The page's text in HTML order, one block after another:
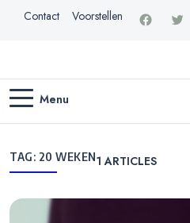
Contact Voorstellen
Menu
TAG: 20 WEKEN1 ARTICLES